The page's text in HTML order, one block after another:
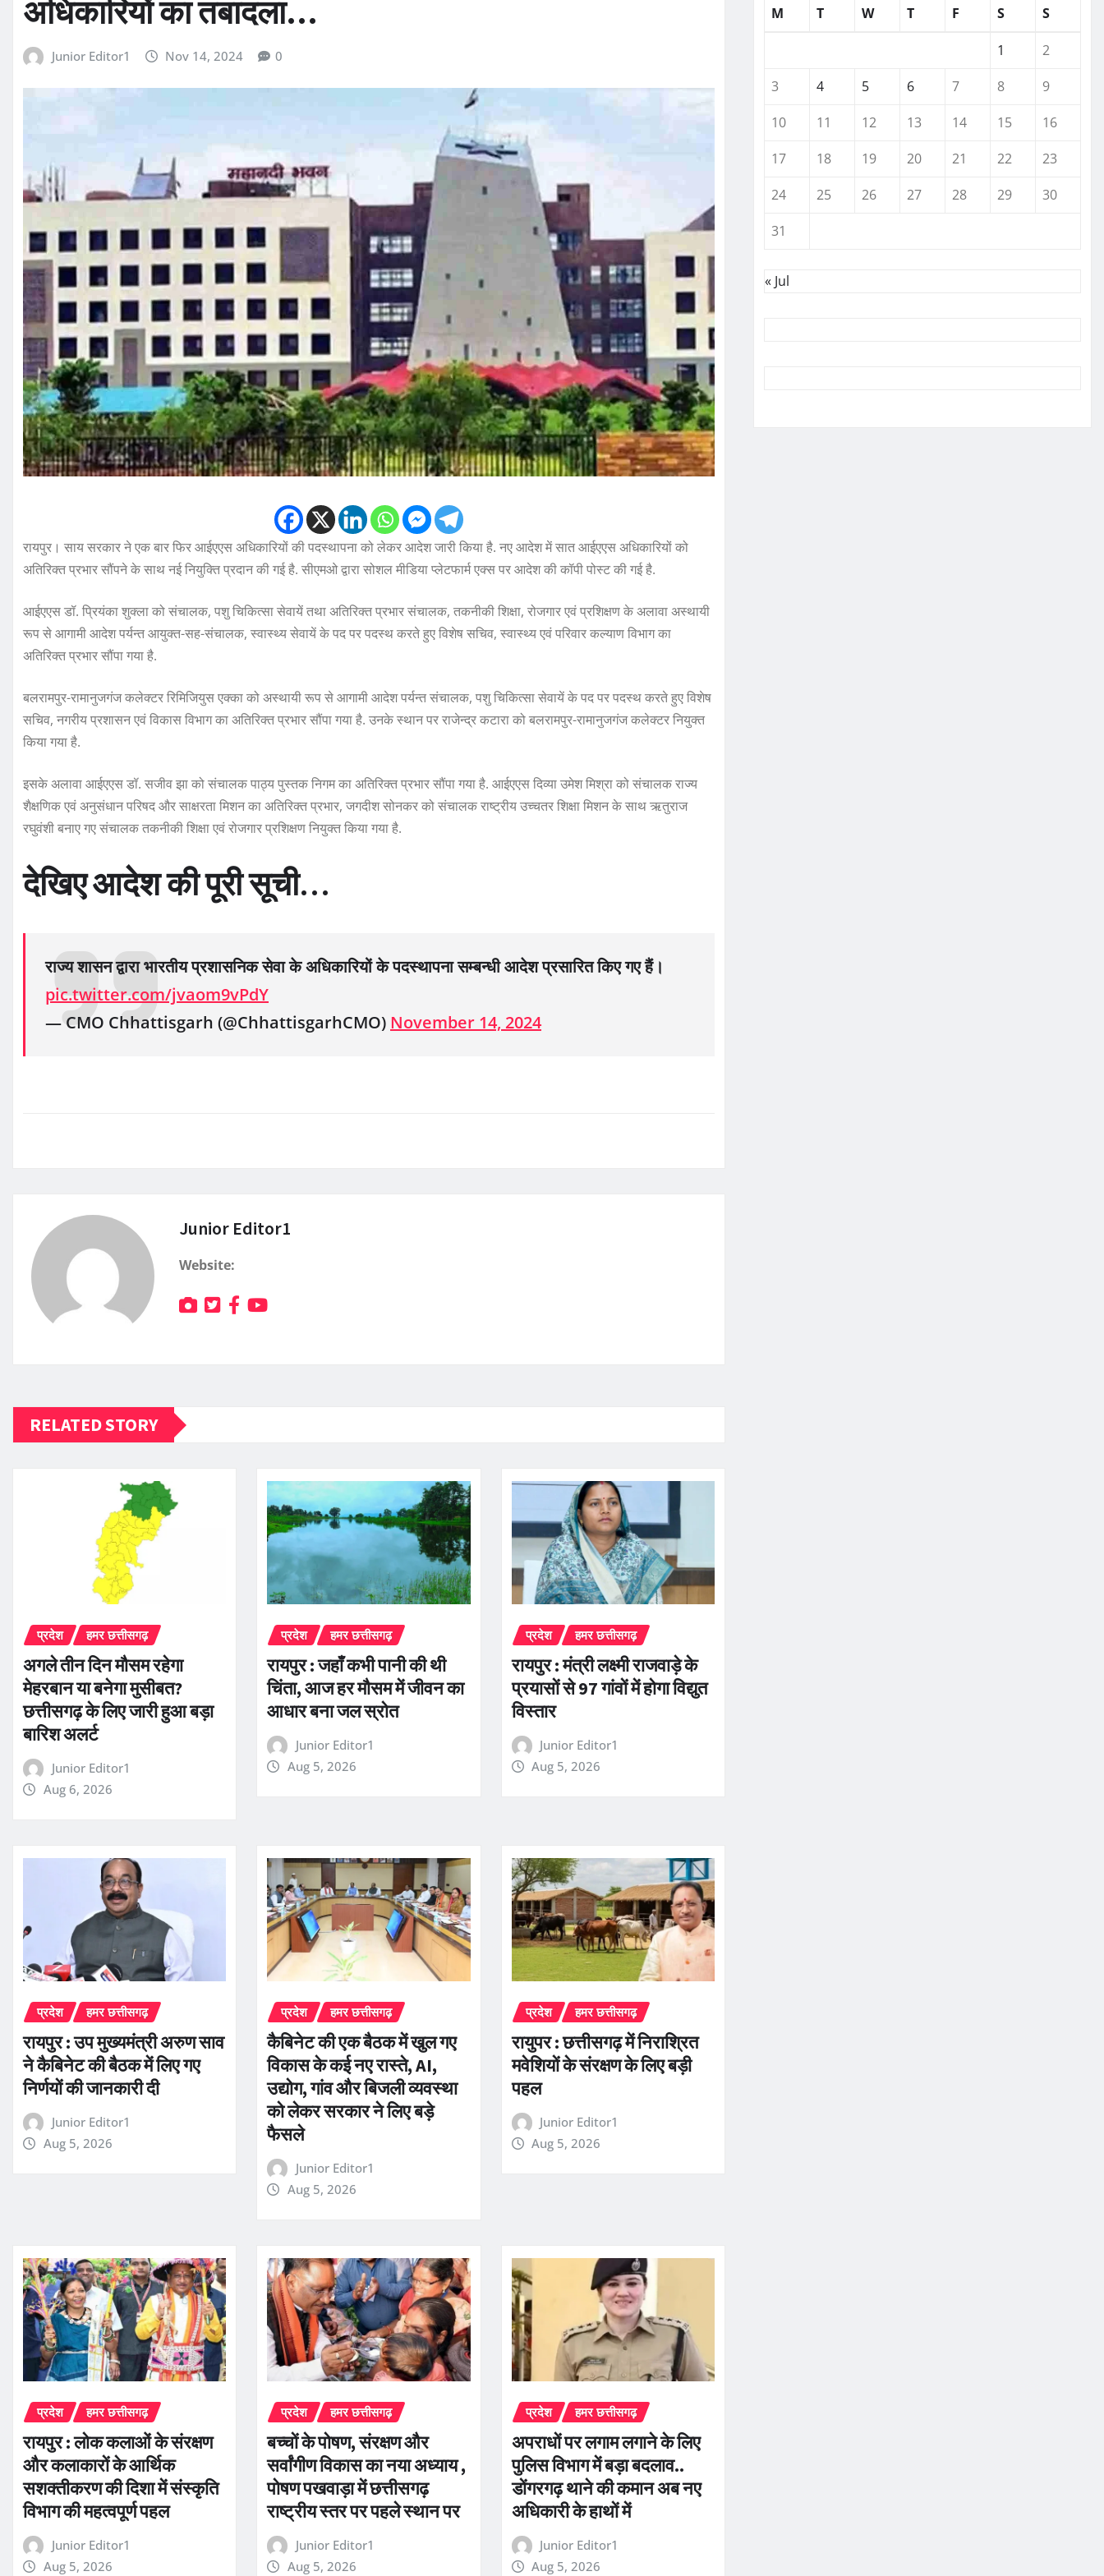
अधिकारियों का तबादला…
Junior Editor1 Nov 14, 2024 0
रायपुर। साय सरकार ने एक बार फिर आईएएस अधिकारियों की पदस्थापना को लेकर आदेश जारी किया है. नए आदेश में सात आईएएस अधिकारियों को
अतिरिक्त प्रभार सौंपने के साथ नई नियुक्ति प्रदान की गई है. सीएमओ द्वारा सोशल मीडिया प्लेटफार्म एक्स पर आदेश की कॉपी पोस्ट की गई है.
आईएएस डॉ. प्रियंका शुक्ला को संचालक, पशु चिकित्सा सेवायें तथा अतिरिक्त प्रभार संचालक, तकनीकी शिक्षा, रोजगार एवं प्रशिक्षण के अलावा अस्थायी
रूप से आगामी आदेश पर्यन्त आयुक्त-सह-संचालक, स्वास्थ्य सेवायें के पद पर पदस्थ करते हुए विशेष सचिव, स्वास्थ्य एवं परिवार कल्याण विभाग का
अतिरिक्त प्रभार सौंपा गया है.
बलरामपुर-रामानुजगंज कलेक्टर रिमिजियुस एक्का को अस्थायी रूप से आगामी आदेश पर्यन्त संचालक, पशु चिकित्सा सेवायें के पद पर पदस्थ करते हुए विशेष
सचिव, नगरीय प्रशासन एवं विकास विभाग का अतिरिक्त प्रभार सौंपा गया है. उनके स्थान पर राजेन्द्र कटारा को बलरामपुर-रामानुजगंज कलेक्टर नियुक्त
किया गया है.
इसके अलावा आईएएस डॉ. सजीव झा को संचालक पाठ्य पुस्तक निगम का अतिरिक्त प्रभार सौंपा गया है. आईएएस दिव्या उमेश मिश्रा को संचालक राज्य
शैक्षणिक एवं अनुसंधान परिषद और साक्षरता मिशन का अतिरिक्त प्रभार, जगदीश सोनकर को संचालक राष्ट्रीय उच्चतर शिक्षा मिशन के साथ ऋतुराज
रघुवंशी बनाए गए संचालक तकनीकी शिक्षा एवं रोजगार प्रशिक्षण नियुक्त किया गया है.
देखिए आदेश की पूरी सूची…
राज्य शासन द्वारा भारतीय प्रशासनिक सेवा के अधिकारियों के पदस्थापना सम्बन्धी आदेश प्रसारित किए गए हैं।
pic.twitter.com/jvaom9vPdY
— CMO Chhattisgarh (@ChhattisgarhCMO) November 14, 2024
Junior Editor1
Website:
RELATED STORY
प्रदेश हमर छत्तीसगढ़
अगले तीन दिन मौसम रहेगा
मेहरबान या बनेगा मुसीबत?
छत्तीसगढ़ के लिए जारी हुआ बड़ा
बारिश अलर्ट
Junior Editor1
Aug 6, 2026
प्रदेश हमर छत्तीसगढ़
रायपुर : जहाँ कभी पानी की थी
चिंता, आज हर मौसम में जीवन का
आधार बना जल स्रोत
Junior Editor1
Aug 5, 2026
प्रदेश हमर छत्तीसगढ़
रायपुर : मंत्री लक्ष्मी राजवाड़े के
प्रयासों से 97 गांवों में होगा विद्युत
विस्तार
Junior Editor1
Aug 5, 2026
प्रदेश हमर छत्तीसगढ़
रायपुर : उप मुख्यमंत्री अरुण साव
ने कैबिनेट की बैठक में लिए गए
निर्णयों की जानकारी दी
Junior Editor1
Aug 5, 2026
प्रदेश हमर छत्तीसगढ़
कैबिनेट की एक बैठक में खुल गए
विकास के कई नए रास्ते, AI,
उद्योग, गांव और बिजली व्यवस्था
को लेकर सरकार ने लिए बड़े
फैसले
Junior Editor1
Aug 5, 2026
प्रदेश हमर छत्तीसगढ़
रायुपर : छत्तीसगढ़ में निराश्रित
मवेशियों के संरक्षण के लिए बड़ी
पहल
Junior Editor1
Aug 5, 2026
प्रदेश हमर छत्तीसगढ़
रायपुर : लोक कलाओं के संरक्षण
और कलाकारों के आर्थिक
सशक्तीकरण की दिशा में संस्कृति
विभाग की महत्वपूर्ण पहल
Junior Editor1
Aug 5, 2026
प्रदेश हमर छत्तीसगढ़
बच्चों के पोषण, संरक्षण और
सर्वांगीण विकास का नया अध्याय ,
पोषण पखवाड़ा में छत्तीसगढ़
राष्ट्रीय स्तर पर पहले स्थान पर
Junior Editor1
Aug 5, 2026
प्रदेश हमर छत्तीसगढ़
अपराधों पर लगाम लगाने के लिए
पुलिस विभाग में बड़ा बदलाव..
डोंगरगढ़ थाने की कमान अब नए
अधिकारी के हाथों में
Junior Editor1
Aug 5, 2026
M
T W T F S S
1
2
3
4 5 6 7 8
9
10
11 12 13 14 15
16
17
18 19 20 21 22
23
24
25 26 27 28 29
30
31
« Jul